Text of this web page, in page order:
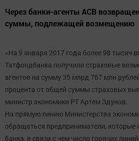
Через банки-агенты АСВ
суммы, подлежащей возмещению
«На 9 января 2017 года более 98 тысяч
Татфондбанка получили страховые
агентов на сумму 35 млрд 767 млн
процента от общей суммы страховых
министр экономики РТ Артем Здунов.
На прямую линию Министерства
обращаться предприниматели, которые
банка, в связи с чем число горячих